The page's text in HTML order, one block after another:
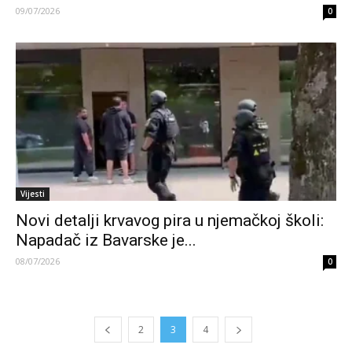
09/07/2026 0
Vijesti
Novi detalji krvavog pira u njemačkoj školi:
Napadač iz Bavarske je...
08/07/2026 0
2 3 4